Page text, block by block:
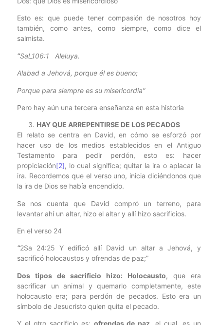
Esto es: que puede tener compasión de nosotros hoy
también, como antes, como siempre, como dice el
salmista.
“Sal_106:1 Aleluya.
Alabad a Jehová, porque él es bueno;
Porque para siempre es su misericordia”
Pero hay aún una tercera enseñanza en esta historia
HAY QUE ARREPENTIRSE DE LOS PECADOS
El relato se centra en David, en cómo se esforzó por
hacer uso de los medios establecidos en el Antiguo
Testamento para pedir perdón, esto es: hacer
propiciación[2], lo cual significa; quitar la ira o aplacar la
ira. Recordemos que el verso uno, inicia diciéndonos que
la ira de Dios se había encendido.
Se nos cuenta que David compró un terreno, para
levantar ahí un altar, hizo el altar y allí hizo sacrificios.
En el verso 24
“2Sa 24:25 Y edificó allí David un altar a Jehová, y
sacrificó holocaustos y ofrendas de paz;”
Dos tipos de sacrificio hizo: Holocausto, que era
sacrificar un animal y quemarlo completamente, este
holocausto era; para perdón de pecados. Esto era un
símbolo de Jesucristo quien quita el pecado.